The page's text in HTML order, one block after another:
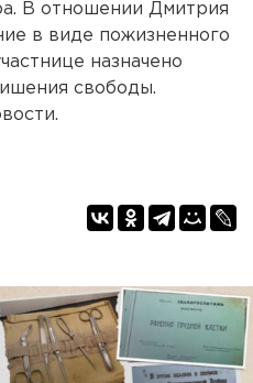
В отношении Дмитрия
в виде пожизненного
назначено
свободы.